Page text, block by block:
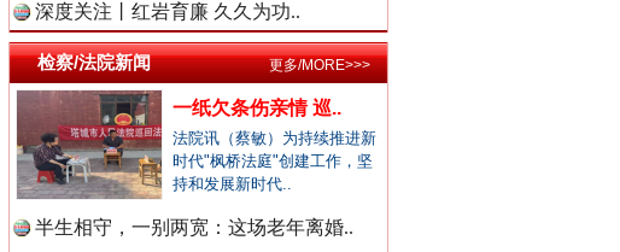
官方通报周口六院医生坠楼身亡
景区摩托车收费带路设置路障？
男子曝妻子和公职人员多次开房
女子自曝怀孕时摆烂丈夫是副处
警察违停致摩托司机追尾死亡？
三亚再通报游客被不明物咬伤离..
社区书记开车追撵女子撞伤2人
深度关注丨红岩育廉 久久为功..
检察/法院新闻
一纸欠条伤亲情 巡..
法院讯（蔡敏）为持续推进新
时代"枫桥法庭"创建工作，坚
持和发展新时代..
半生相守，一别两宽：这场老年离婚..
更多/MORE>>>